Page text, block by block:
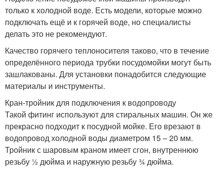
только к холодной воде. Есть модели, которые можно
подключать ещё и к горячей воде, но специалисты
делать это не рекомендуют.
Качество горячего теплоносителя таково, что в течение
определённого периода трубки посудомойки могут быть
зашлакованы. Для установки понадобится следующие
материалы и инструменты.
Кран-тройник для подключения к водопроводу
Такой фитинг используют для стиральных машин. Он же
прекрасно подходит к посудной мойке. Его врезают в
водопровод холодной воды диаметром 15 – 20 мм.
Тройник с шаровым краном имеет сгон, внутреннюю
резьбу ½ дюйма и наружную резьбу ¾ дюйма.